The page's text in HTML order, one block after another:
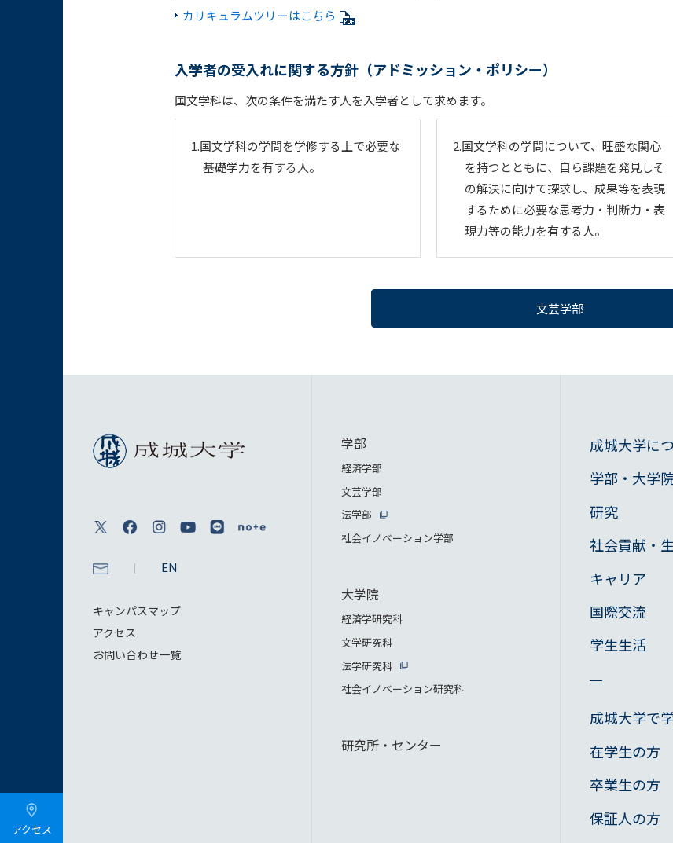
アクセス
カリキュラムツリーはこちら
入学者の受入れに関する方針（アドミッション・ポリシー）
国文学科は、次の条件を満たす人を入学者として求めます。
1.国文学科の学問を学修する上で必要な
基礎学力を有する人。
2.国文学科の学問について、旺盛な関心
を持つとともに、自ら課題を発見しそ
の解決に向けて探求し、成果等を表現
するために必要な思考力・判断力・表
現力等の能力を有する人。
文芸学部
EN
キャンパスマップ
アクセス
お問い合わせ一覧
学部
経済学部
文芸学部
法学部
社会イノベーション学部
大学院
経済学研究科
文学研究科
法学研究科
社会イノベーション研究科
研究所・センター
成城大学に
学部・大学
研究
社会貢献・
キャリア
国際交流
学生生活
成城大学で
在学生の方
卒業生の方
保証人の方